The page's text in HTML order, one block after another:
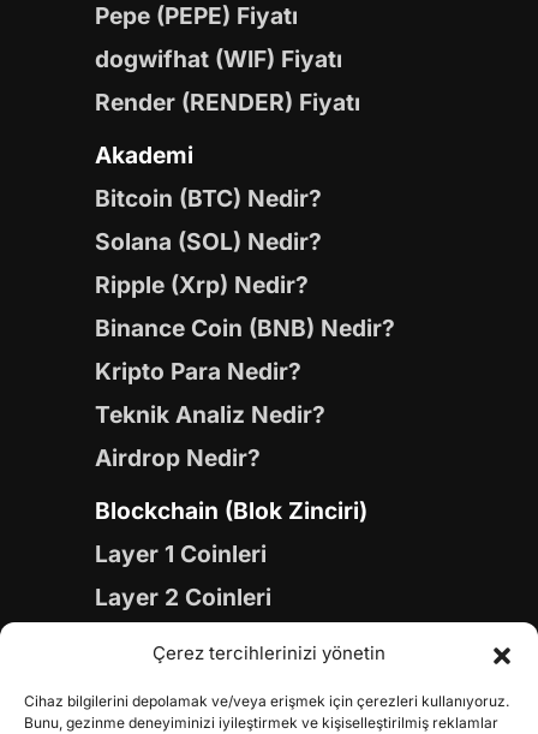
Çerez tercihlerinizi yönetin
Cihaz bilgilerini depolamak ve/veya erişmek için çerezleri kullanıyoruz.
Bunu, gezinme deneyiminizi iyileştirmek ve kişiselleştirilmiş reklamlar
Pepe (PEPE) Fiyatı
dogwifhat (WIF) Fiyatı
Render (RENDER) Fiyatı
Akademi
Bitcoin (BTC) Nedir?
Solana (SOL) Nedir?
Ripple (Xrp) Nedir?
Binance Coin (BNB) Nedir?
Kripto Para Nedir?
Teknik Analiz Nedir?
Airdrop Nedir?
Blockchain (Blok Zinciri)
Layer 1 Coinleri
Layer 2 Coinleri
Yapay Zeka (AI) Coinleri
Gaming Coinleri